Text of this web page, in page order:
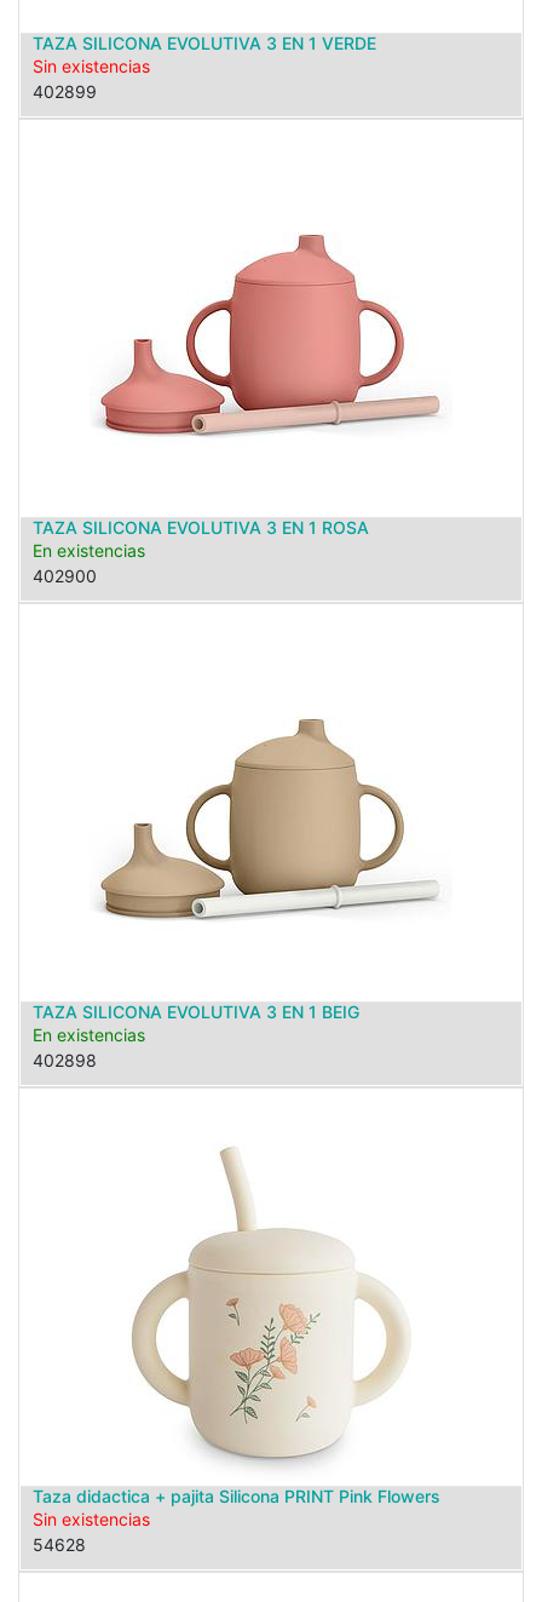
TAZA SILICONA EVOLUTIVA 3 EN 1 VERDE
Sin existencias
402899
TAZA SILICONA EVOLUTIVA 3 EN 1 ROSA
En existencias
402900
TAZA SILICONA EVOLUTIVA 3 EN 1 BEIG
En existencias
402898
Taza didactica + pajita Silicona PRINT Pink Flowers
Sin existencias
54628